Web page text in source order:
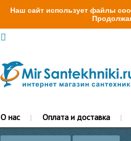
Наш сайт использует файлы
О нас Оплата и доставка